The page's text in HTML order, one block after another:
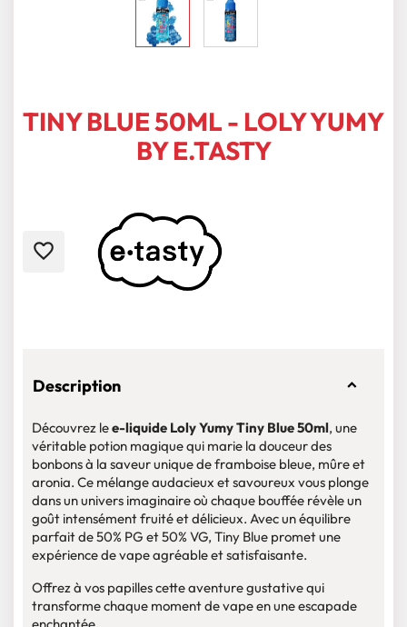
TINY BLUE 50ML - LOLY YUMY
BY E.TASTY
favorite_border
Description
Découvrez lee-liquide Loly Yumy Tiny Blue 50ml, une
véritable potion magique qui marie la douceur des
bonbons à la saveur unique de framboise bleue, mûre et
aronia. Ce mélange audacieux et savoureux vous plonge
dans un univers imaginaire où chaque bouffée révèle un
goût intensément fruité et délicieux. Avec un équilibre
parfait de 50% PG et 50% VG, Tiny Blue promet une
expérience de vape agréable et satisfaisante.
Offrez à vos papilles cette aventure gustative qui
transforme chaque moment de vape en une escapade